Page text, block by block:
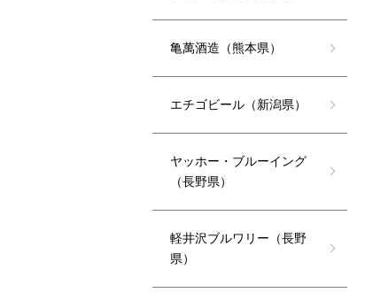
亀萬酒造（熊本県）
エチゴビール（新潟県）
ヤッホー・ブルーイング
（長野県）
軽井沢ブルワリー（長野
県）